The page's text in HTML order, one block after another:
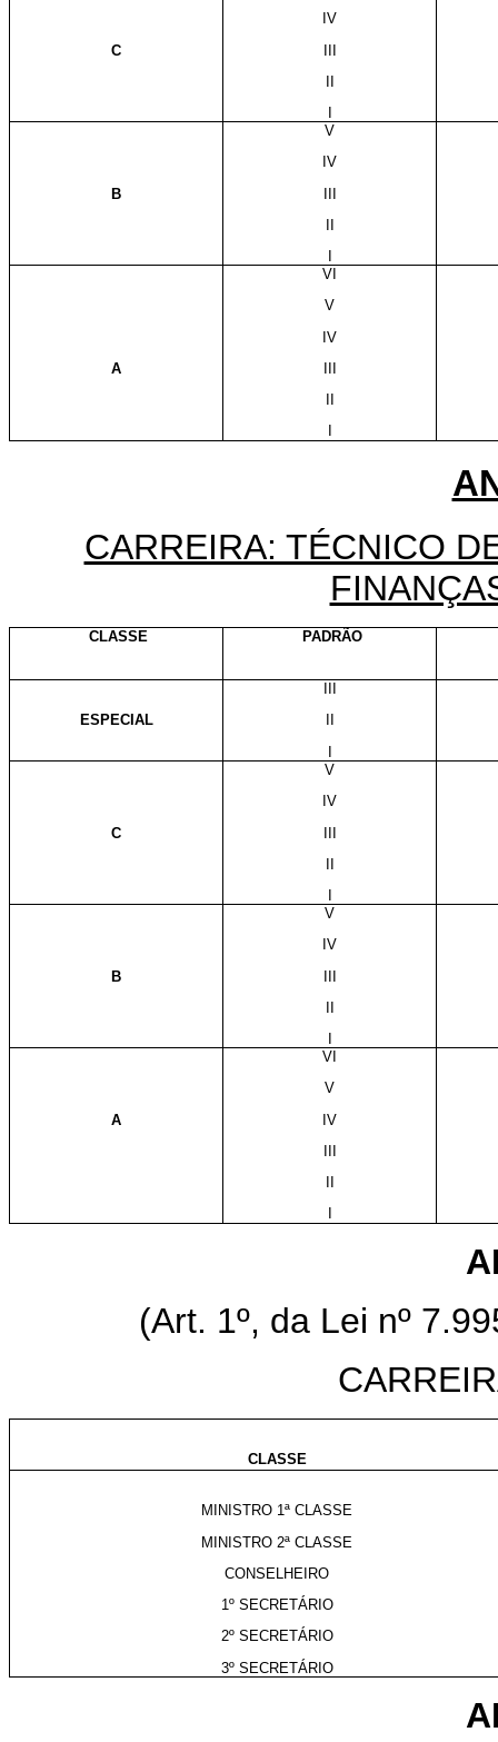
C
IV
III
B
V
IV
III
A
VI
V
IV
CARREIRA: TÉCNICO
CLASSE PADRÃO
ESPECIAL
I
C
V
IV
III
B
V
IV
III
A
VI
V
IV
(Art. 1º, da Lei nº
CLASSE
MINISTRO 1ª CLASSE
MINISTRO 2ª CLASSE
CONSELHEIRO
1º SECRETÁRIO
2º SECRETÁRIO
3º SECRETÁRIO